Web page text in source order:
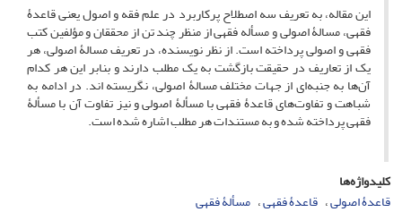
این مقاله، به تعریف سه اصطلاح پرکاربرد در علم فقه و اصول یعنی قاعدۀ
فقهی، مسالۀ اصولی و مسأله فقهی از منظر چند تن از محققان و مؤلفین کتب
فقهی و اصولی پرداخته است. از نظر نویسنده، در تعریف مسالۀ اصولی، هر
یک از تعاریف در حقیقت بازگشت به یک مطلب دارند و بنابر این هر کدام
آن‌ها به جنبه‌ای از جهات مختلف مسالۀ اصولی، نگریسته‏ اند. در ادامه به
شباهت‌ و تفاوت‌های قاعدۀ فقهی با مسألۀ اصولی و نیز تفاوت آن با مسألۀ
فقهی پرداخته شده و به مستندات هر مطلب اشاره شده است.
کلیدواژه‌ها
قاعدۀ اصولی‏ قاعدۀ فقهی مسألۀ فقهی